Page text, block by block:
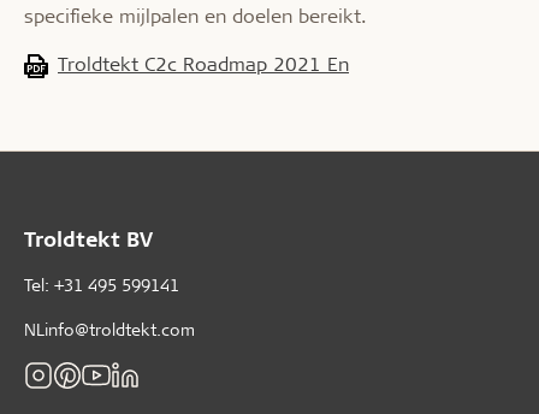
specifieke mijlpalen en doelen bereikt.
Troldtekt C2c Roadmap 2021 En
Troldtekt BV
Tel: +31 495 599141
NLinfo@troldtekt.com